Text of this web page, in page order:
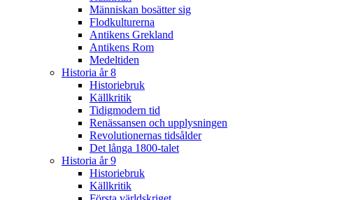
Människan bosätter sig
Flodkulturerna
Antikens Grekland
Antikens Rom
Medeltiden
Historia år 8
Historiebruk
Källkritik
Tidigmodern tid
Renässansen och upplysningen
Revolutionernas tidsålder
Det långa 1800-talet
Historia år 9
Historiebruk
Källkritik